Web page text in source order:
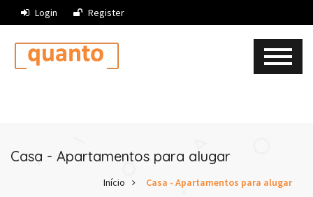
Login Register
Casa - Apartamentos para alugar
Início Casa - Apartamentos para alugar